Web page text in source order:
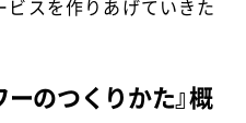
ビスを作りあげていきた
ーのつくりかた』概